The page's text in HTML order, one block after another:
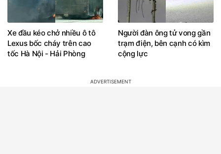
Xe đầu kéo chở nhiều ô tô
Lexus bốc cháy trên cao
tốc Hà Nội - Hải Phòng
Người đàn ông tử vong gần
trạm điện, bên cạnh có kìm
cộng lực